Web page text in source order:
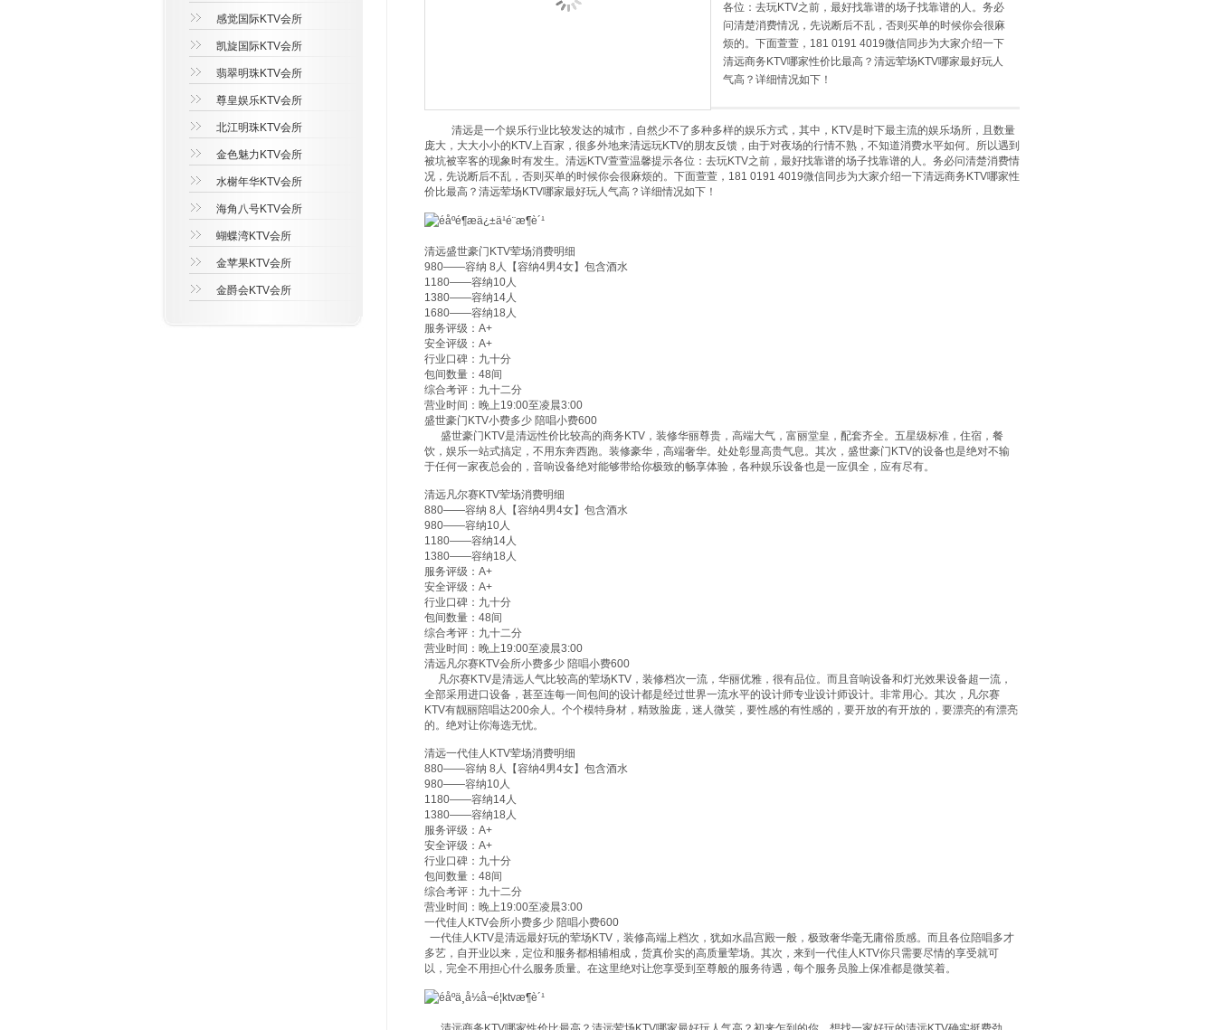
感觉国际KTV会所
凯旋国际KTV会所
翡翠明珠KTV会所
尊皇娱乐KTV会所
北江明珠KTV会所
金色魅力KTV会所
水榭年华KTV会所
海角八号KTV会所
蝴蝶湾KTV会所
金苹果KTV会所
金爵会KTV会所
各位：去玩KTV之前，最好找靠谱的场子找靠谱的人。务必
问清楚消费情况，先说断后不乱，否则买单的时候你会很麻
烦的。下面萱萱，181 0191 4019微信同步为大家介绍一下
清远商务KTV哪家性价比最高？清远荤场KTV哪家最好玩人
气高？详细情况如下！
清远是一个娱乐行业比较发达的城市，自然少不了多种多样的娱乐方式，其中，KTV是时下最主流的娱乐场所，且数量
庞大，大大小小的KTV上百家，很多外地来清远玩KTV的朋友反馈，由于对夜场的行情不熟，不知道消费水平如何。所以遇到
被坑被宰客的现象时有发生。清远KTV萱萱温馨提示各位：去玩KTV之前，最好找靠谱的场子找靠谱的人。务必问清楚消费情
况，先说断后不乱，否则买单的时候你会很麻烦的。下面萱萱，181 0191 4019微信同步为大家介绍一下清远商务KTV哪家性
价比最高？清远荤场KTV哪家最好玩人气高？详细情况如下！
清远盛世豪门KTV荤场消费明细
980——容纳 8人【容纳4男4女】包含酒水
1180——容纳10人
1380——容纳14人
1680——容纳18人
服务评级：A+
安全评级：A+
行业口碑：九十分
包间数量：48间
综合考评：九十二分
营业时间：晚上19:00至凌晨3:00
盛世豪门KTV小费多少 陪唱小费600
盛世豪门KTV是清远性价比较高的商务KTV，装修华丽尊贵，高端大气，富丽堂皇，配套齐全。五星级标准，住宿，餐
饮，娱乐一站式搞定，不用东奔西跑。装修豪华，高端奢华。处处彰显高贵气息。其次，盛世豪门KTV的设备也是绝对不输
于任何一家夜总会的，音响设备绝对能够带给你极致的畅享体验，各种娱乐设备也是一应俱全，应有尽有。
清远凡尔赛KTV荤场消费明细
880——容纳 8人【容纳4男4女】包含酒水
980——容纳10人
1180——容纳14人
1380——容纳18人
服务评级：A+
安全评级：A+
行业口碑：九十分
包间数量：48间
综合考评：九十二分
营业时间：晚上19:00至凌晨3:00
清远凡尔赛KTV会所小费多少 陪唱小费600
凡尔赛KTV是清远人气比较高的荤场KTV，装修档次一流，华丽优雅，很有品位。而且音响设备和灯光效果设备超一流，
全部采用进口设备，甚至连每一间包间的设计都是经过世界一流水平的设计师专业设计师设计。非常用心。其次，凡尔赛
KTV有靓丽陪唱达200余人。个个模特身材，精致脸庞，迷人微笑，要性感的有性感的，要开放的有开放的，要漂亮的有漂亮
的。绝对让你海选无忧。
清远一代佳人KTV荤场消费明细
880——容纳 8人【容纳4男4女】包含酒水
980——容纳10人
1180——容纳14人
1380——容纳18人
服务评级：A+
安全评级：A+
行业口碑：九十分
包间数量：48间
综合考评：九十二分
营业时间：晚上19:00至凌晨3:00
一代佳人KTV会所小费多少 陪唱小费600
一代佳人KTV是清远最好玩的荤场KTV，装修高端上档次，犹如水晶宫殿一般，极致奢华毫无庸俗质感。而且各位陪唱多才
多艺，自开业以来，定位和服务都相辅相成，货真价实的高质量荤场。其次，来到一代佳人KTV你只需要尽情的享受就可
以，完全不用担心什么服务质量。在这里绝对让您享受到至尊般的服务待遇，每个服务员脸上保准都是微笑着。